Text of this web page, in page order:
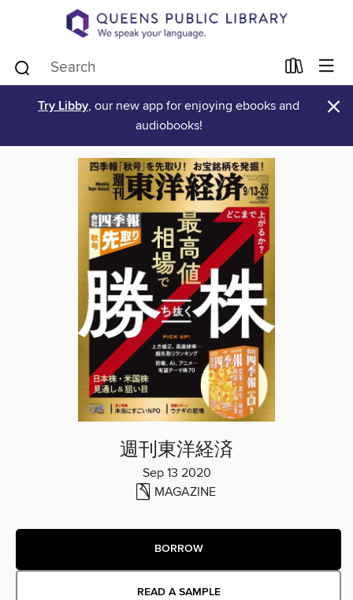
Try Libby, our new app for enjoying ebooks and
audiobooks!
×
週刊東洋経済
Sep 13 2020
MAGAZINE
BORROW
READ A SAMPLE